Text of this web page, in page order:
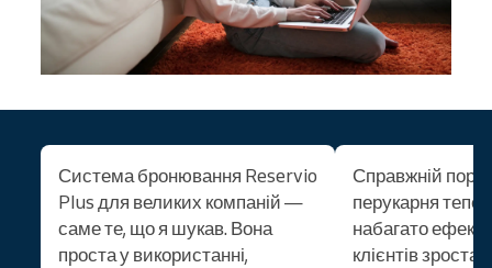
Система бронювання Reservio
Plus для великих компаній —
саме те, що я шукав. Вона
проста у використанні,
Справжній
перукарня
набагато
клієнтів